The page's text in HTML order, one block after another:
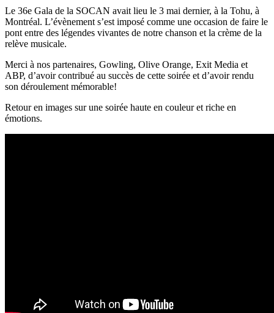
Le 36e Gala de la SOCAN avait lieu le 3 mai dernier, à la Tohu, à
Montréal. L’évènement s’est imposé comme une occasion de faire le
pont entre des légendes vivantes de notre chanson et la crème de la
relève musicale.
Merci à nos partenaires, Gowling, Olive Orange, Exit Media et
ABP, d’avoir contribué au succès de cette soirée et d’avoir rendu
son déroulement mémorable!
Retour en images sur une soirée haute en couleur et riche en
émotions.